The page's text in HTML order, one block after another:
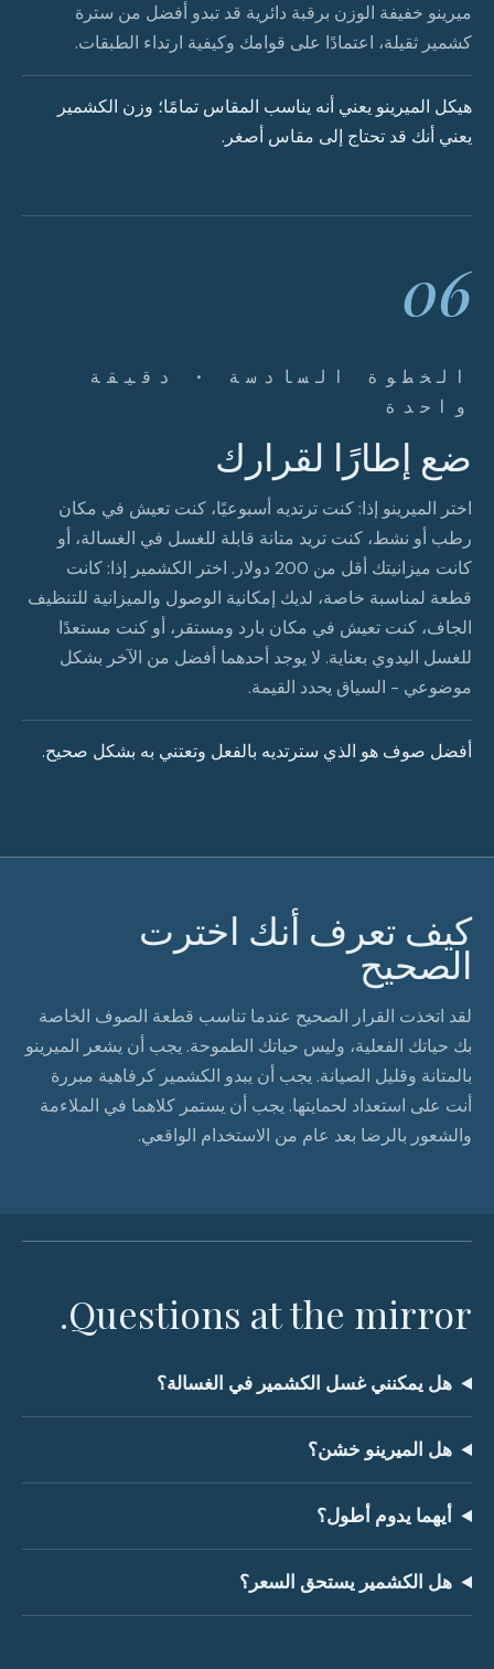
ميرينو خفيفة الوزن برقبة دائرية قد تبدو أفضل من سترة
كشمير ثقيلة، اعتمادًا على قوامك وكيفية ارتداء الطبقات.
هيكل الميرينو يعني أنه يناسب المقاس تمامًا؛ وزن الكشمير
يعني أنك قد تحتاج إلى مقاس أصغر.
06
الخطوة السادسة · دقيقة
واحدة
ضع إطارًا لقرارك
اختر الميرينو إذا: كنت ترتديه أسبوعيًا، كنت تعيش في مكان
رطب أو نشط، كنت تريد متانة قابلة للغسل في الغسالة، أو
كانت ميزانيتك أقل من 200 دولار. اختر الكشمير إذا: كانت
قطعة لمناسبة خاصة، لديك إمكانية الوصول والميزانية للتنظيف
الجاف، كنت تعيش في مكان بارد ومستقر، أو كنت مستعدًا
للغسل اليدوي بعناية. لا يوجد أحدهما أفضل من الآخر بشكل
موضوعي - السياق يحدد القيمة.
أفضل صوف هو الذي سترتديه بالفعل وتعتني به بشكل صحيح.
كيف تعرف أنك اخترت
الصحيح
لقد اتخذت القرار الصحيح عندما تناسب قطعة الصوف الخاصة
بك حياتك الفعلية، وليس حياتك الطموحة. يجب أن يشعر الميرينو
بالمتانة وقليل الصيانة. يجب أن يبدو الكشمير كرفاهية مبررة
أنت على استعداد لحمايتها. يجب أن يستمر كلاهما في الملاءمة
والشعور بالرضا بعد عام من الاستخدام الواقعي.
Questions at the mirror.
هل يمكنني غسل الكشمير في الغسالة؟
هل الميرينو خشن؟
أيهما يدوم أطول؟
هل الكشمير يستحق السعر؟